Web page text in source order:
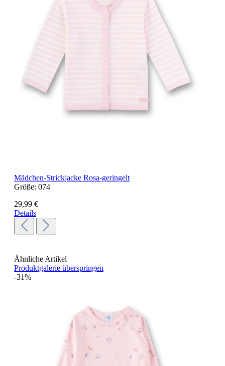
Mädchen-Strickjacke Rosa-geringelt
Größe: 074
29,99 €
Details
Ähnliche Artikel
Produktgalerie überspringen
-31%